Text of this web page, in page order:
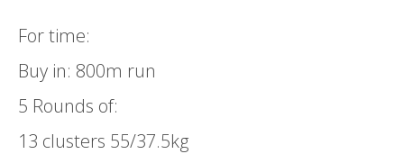
For time:
Buy in: 800m run
5 Rounds of:
13 clusters 55/37.5kg